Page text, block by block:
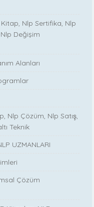
Nlp Sertifika, Nlp
Değişim
Alanları
Nlp Çözüm, Nlp Satış,
Teknik
UZMANLARI
Çözüm